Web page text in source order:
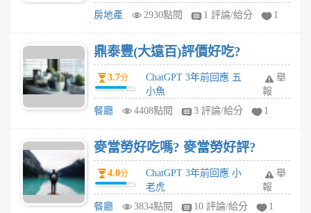
房地產
2930點閱 1 評論/給分 1
鼎泰豐(大遠百)評價好吃?
3.7分
ChatGPT 3年前回應 五
小魚
舉
報
餐廳
4408點閱 3 評論/給分 1
麥當勞好吃嗎? 麥當勞好評?
4.0分
ChatGPT 3年前回應 小
老虎
舉
報
餐廳
3834點閱 10 評論/給分 1